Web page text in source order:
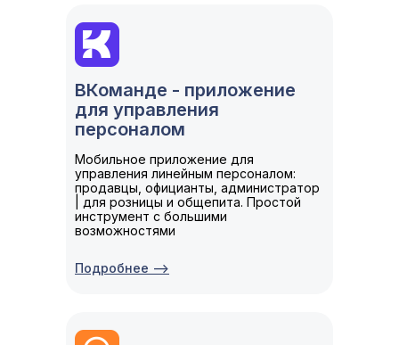
ВКоманде - приложение
для управления
персоналом
Мобильное приложение для
управления линейным персоналом:
продавцы, официанты, администратор
| для розницы и общепита. Простой
инструмент с большими
возможностями
Подробнее -->